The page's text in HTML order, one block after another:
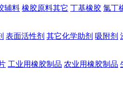
辅料 橡胶原料其它 丁基橡胶 氯丁
表面活性剂 其它化学助剂 吸附剂
工业用橡胶制品 农业用橡胶制品